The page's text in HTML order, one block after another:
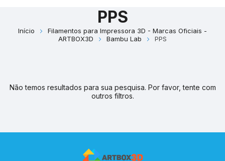
PPS
Início
Filamentos para Impressora 3D - Marcas Oficiais -
ARTBOX3D
Bambu Lab PPS
Não temos resultados para sua pesquisa. Por favor, tente com
outros filtros.